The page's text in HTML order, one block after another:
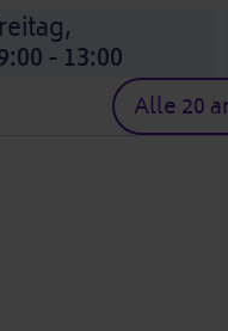
- 13:00
Alle 20